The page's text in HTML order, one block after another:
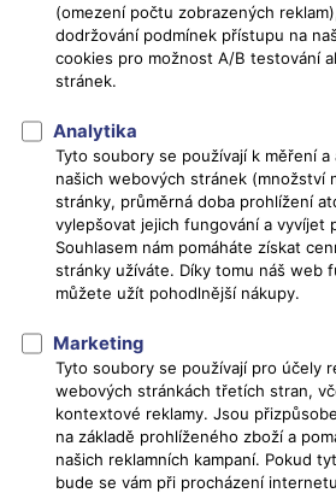
(omezení počtu zobrazených
dodržování podmínek přístupu na
cookies pro možnost A/B testování
stránek.
Analytika
Tyto soubory se používají k měření
našich webových stránek (množství
stránky, průměrná doba prohlížení
vylepšovat jejich fungování a vyvíjet
Souhlasem nám pomáháte získat
stránky užíváte. Díky tomu náš web
můžete užít pohodlnější nákupy.
Marketing
Tyto soubory se používají pro účely
webových stránkách třetích stran,
kontextové reklamy. Jsou
na základě prohlíženého zboží a
našich reklamních kampaní. Pokud
bude se vám při procházení